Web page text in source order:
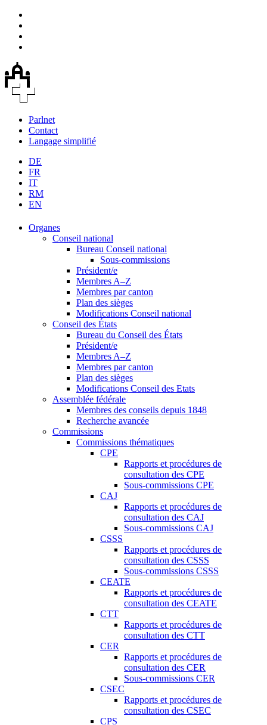
Parlnet
Contact
Langage simplifié
DE
FR
IT
RM
EN
Organes
Conseil national
Bureau Conseil national
Sous-commissions
Président/e
Membres A–Z
Membres par canton
Plan des sièges
Modifications Conseil national
Conseil des États
Bureau du Conseil des États
Président/e
Membres A–Z
Membres par canton
Plan des sièges
Modifications Conseil des Etats
Assemblée fédérale
Membres des conseils depuis 1848
Recherche avancée
Commissions
Commissions thématiques
CPE
Rapports et procédures de
consultation des CPE
Sous-commissions CPE
CAJ
Rapports et procédures de
consultation des CAJ
Sous-commissions CAJ
CSSS
Rapports et procédures de
consultation des CSSS
Sous-commissions CSSS
CEATE
Rapports et procédures de
consultation des CEATE
CTT
Rapports et procédures de
consultation des CTT
CER
Rapports et procédures de
consultation des CER
Sous-commissions CER
CSEC
Rapports et procédures de
consultation des CSEC
CPS